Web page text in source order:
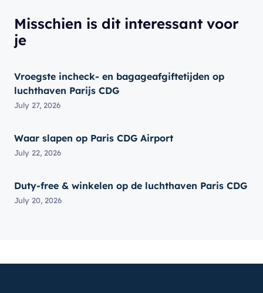
Misschien is dit interessant voor
je
Vroegste incheck- en bagageafgiftetijden op
luchthaven Parijs CDG
July 27, 2026
Waar slapen op Paris CDG Airport
July 22, 2026
Duty-free & winkelen op de luchthaven Paris CDG
July 20, 2026